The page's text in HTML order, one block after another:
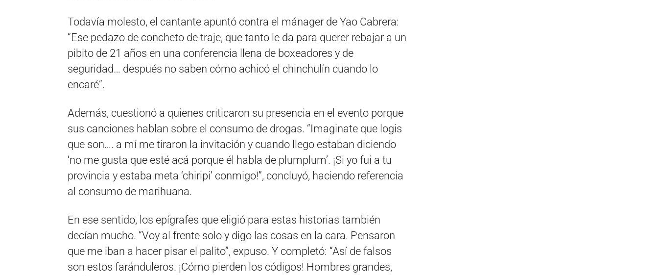
Todavía molesto, el cantante apuntó contra el mánager de Yao Cabrera:
“Ese pedazo de concheto de traje, que tanto le da para querer rebajar a un
pibito de 21 años en una conferencia llena de boxeadores y de
seguridad… después no saben cómo achicó el chinchulín cuando lo
encaré”.
Además, cuestionó a quienes criticaron su presencia en el evento porque
sus canciones hablan sobre el consumo de drogas. “Imaginate que logis
que son…. a mí me tiraron la invitación y cuando llego estaban diciendo
‘no me gusta que esté acá porque él habla de plumplum’. ¡Si yo fui a tu
provincia y estaba meta ‘chiripi’ conmigo!”, concluyó, haciendo referencia
al consumo de marihuana.
En ese sentido, los epígrafes que eligió para estas historias también
decían mucho. “Voy al frente solo y digo las cosas en la cara. Pensaron
que me iban a hacer pisar el palito”, expuso. Y completó: “Así de falsos
son estos faránduleros. ¡Cómo pierden los códigos! Hombres grandes,